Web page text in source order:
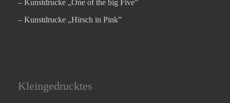
– Kunstdrucke „One of the big Five”
– Kunstdrucke „Hirsch in Pink”
Kleingedrucktes